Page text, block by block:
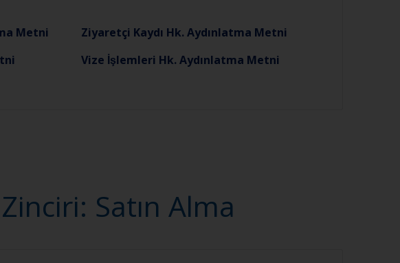
Metni
Ziyaretçi Kaydı Hk. Aydınlatma Metni
Vize İşlemleri Hk. Aydınlatma Metni
Satın Alma